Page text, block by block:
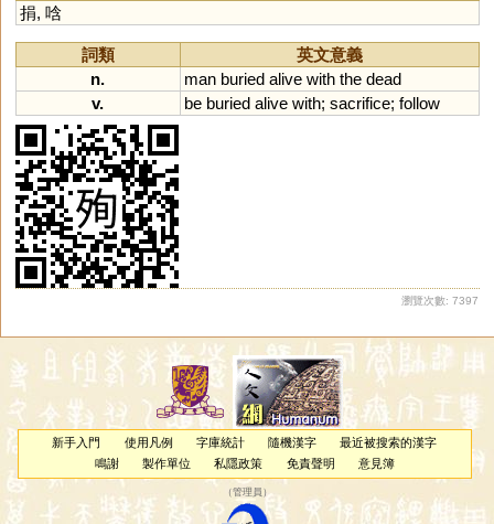
捐, 唅
詞類
英文意義
n.
man buried alive with the dead
v.
be buried alive with; sacrifice; follow
瀏覽次數: 7397
新手入門 使用凡例 字庫統計 隨機漢字
最近被搜索的漢字
鳴謝
製作單位 私隱政策 免責聲明 意見簿
（管理員 ）